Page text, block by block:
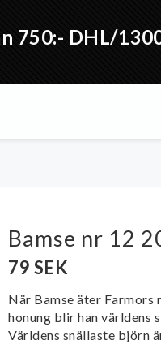
750:- DHL/
Bamse nr 12
79 SEK
När Bamse äter Farmors
honung blir han världens
Världens snällaste björn